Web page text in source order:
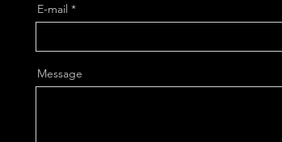
E-mail
Message